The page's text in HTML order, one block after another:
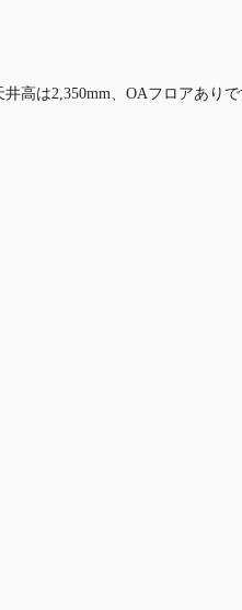
高は2,350mm、OAフロアあり